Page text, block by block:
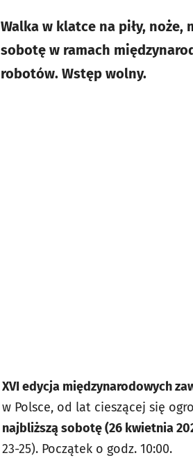
Walka w klatce na piły,
sobotę w ramach
robotów. Wstęp wolny.
XVI edycja międzynarodowych
w Polsce, od lat cieszącej się
najbliższą sobotę (26 kwietnia
23-25). Początek o godz. 10:00.